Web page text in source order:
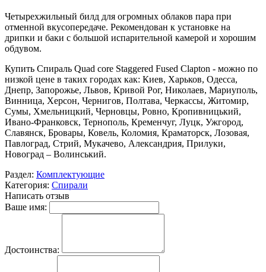
Четырехжильный билд для огромных облаков пара при
отменной вкусопередаче. Рекомендован к установке на
дрипки и баки с большой испарительной камерой и хорошим
обдувом.
Купить Спираль Quad core Staggered Fused Clapton - можно по
низкой цене в таких городах как: Киев, Харьков, Одесса,
Днепр, Запорожье, Львов, Кривой Рог, Николаев, Мариуполь,
Винница, Херсон, Чернигов, Полтава, Черкассы, Житомир,
Сумы, Хмельницкий, Черновцы, Ровно, Кропивницький,
Ивано-Франковск, Тернополь, Кременчуг, Луцк, Ужгород,
Славянск, Бровары, Ковель, Коломия, Краматорск, Лозовая,
Павлоград, Стрий, Мукачево, Александрия, Прилуки,
Новоград – Волинський.
Раздел: Комплектующие
Категория: Спирали
Написать отзыв
Ваше имя:
Достоинства: